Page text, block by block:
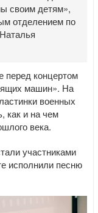
своим детям»,
отделением по
перед концертом
машин». На
военных
как и на чем
века.
участниками
исполнили песню